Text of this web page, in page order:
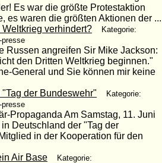
Es war die größte Protestaktion
es waren die größten Aktionen der ...
verhindert?
Kategorie:
presse
Russen angreifen Sir Mike Jackson:
den Dritten Weltkrieg beginnen."
General und Sie können mir keine
der Bundeswehr"
Kategorie:
presse
Propaganda Am Samstag, 11. Juni
Deutschland der "Tag der
in der Kooperation für den
Air Base
Kategorie: